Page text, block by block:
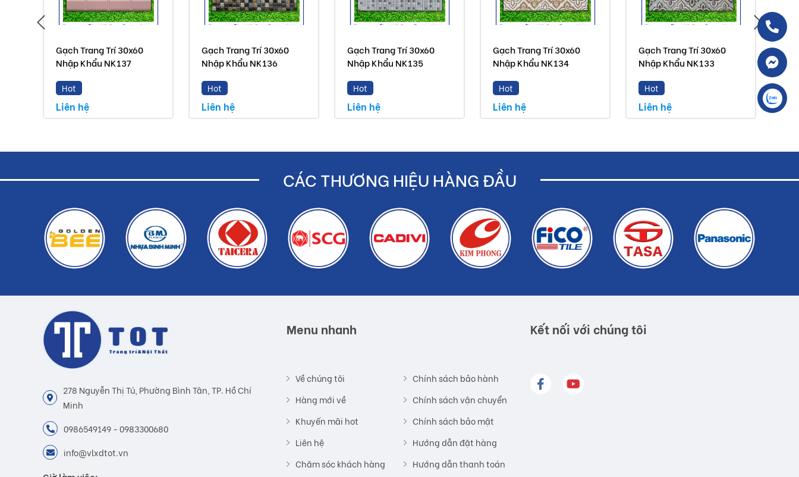
Gạch Trang Trí 30x60
Nhập Khẩu NK137
Hot
Liên hệ
Gạch Trang Trí 30x60
Nhập Khẩu NK136
Hot
Liên hệ
Gạch Trang Trí 30x60
Nhập Khẩu NK135
Hot
Liên hệ
Gạch Trang Trí 30x60
Nhập Khẩu NK134
Hot
Liên hệ
Gạch Trang Trí 30x60
Nhập Khẩu NK133
Hot
Liên hệ
CÁC THƯƠNG HIỆU HÀNG ĐẦU
278 Nguyễn Thị Tú, Phường Bình Tân, TP. Hồ Chí
Minh
0986549149 - 0983300680
info@vlxdtot.vn
Menu nhanh
Về chúng tôi
Hàng mới về
Khuyến mãi hot
Liên hệ
Chăm sóc khách hàng
Chính sách bảo hành
Chính sách vận chuyển
Chính sách bảo mật
Hướng dẫn đặt hàng
Hướng dẫn thanh toán
Kết nối với chúng tôi